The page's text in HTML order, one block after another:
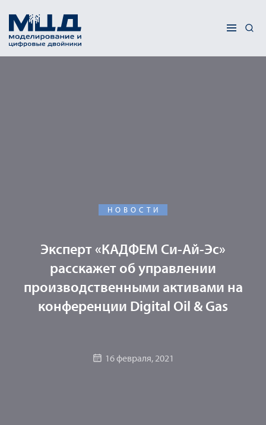
НОВОСТИ
Эксперт «КАДФЕМ Си-Ай-Эс»
расскажет об управлении
производственными активами на
конференции Digital Oil & Gas
16 февраля, 2021